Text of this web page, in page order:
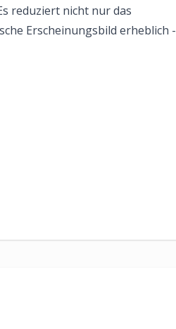
reduziert nicht nur das
Erscheinungsbild erheblich -